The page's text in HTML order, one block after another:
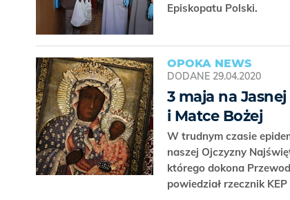
Episkopatu Polski.
OPOKA NEWS
DODANE 29.04.2020
3 maja na
i Matce Bożej
W trudnym czasie
naszej Ojczyzny
którego dokona
powiedział rzecznik